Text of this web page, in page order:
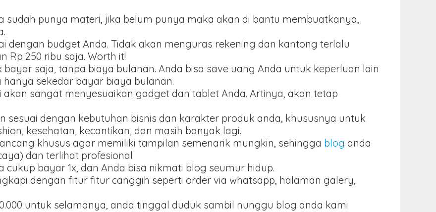
sudah punya materi, jika belum punya maka akan di bantu membuatkanya,
dengan budget Anda. Tidak akan menguras rekening dan kantong terlalu
Rp 250 ribu saja. Worth it!
bayar saja, tanpa biaya bulanan. Anda bisa save uang Anda untuk keperluan lain
sekedar bayar biaya bulanan.
akan sangat menyesuaikan gadget dan tablet Anda. Artinya, akan tetap
sesuai dengan kebutuhan bisnis dan karakter produk anda, khususnya untuk
kesehatan, kecantikan, dan masih banyak lagi.
khusus agar memiliki tampilan semenarik mungkin, sehingga blog anda
dan terlihat profesional
cukup bayar 1x, dan Anda bisa nikmati blog seumur hidup.
dengan fitur fitur canggih seperti order via whatsapp, halaman galery,
untuk selamanya, anda tinggal duduk sambil nunggu blog anda kami